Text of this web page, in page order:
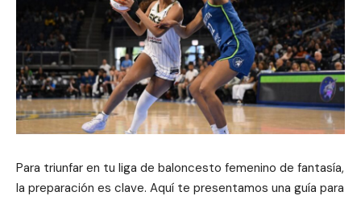
Para triunfar en tu liga de baloncesto femenino de fantasía,
la preparación es clave. Aquí te presentamos una guía para